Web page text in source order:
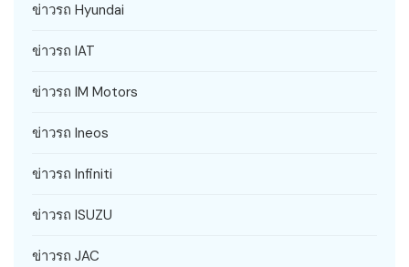
ข่าวรถ Hyundai
ข่าวรถ IAT
ข่าวรถ IM Motors
ข่าวรถ Ineos
ข่าวรถ Infiniti
ข่าวรถ ISUZU
ข่าวรถ JAC